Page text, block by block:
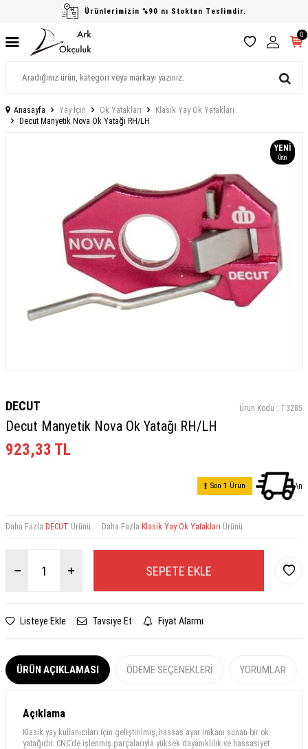
Ürünlerimizin %90 nı Stoktan Teslimdir.
0
Anasayfa Yay İçin Ok Yatakları
Klasik Yay Ok Yatakları
Decut Manyetik Nova Ok Yatağı RH/LH
YENI
Ürün
DECUT Ürün Kodu : T3285
Decut Manyetik Nova Ok Yatağı RH/LH
923,33 TL
Son 1 Ürün \n
Daha Fazla DECUT Ürünü Daha Fazla Klasik Yay Ok Yatakları Ürünü
SEPETE EKLE
Listeye Ekle Tavsiye Et Fiyat Alarmı
ÜRÜN AÇIKLAMASI ÖDEME SEÇENEKLERI YORUMLAR
Açıklama
Klasik yay kullanıcıları için geliştirilmiş, hassas ayar imkanı sunan bir ok
yatağıdır. CNC’de işlenmiş parçalarıyla yüksek dayanıklılık ve hassasiyet